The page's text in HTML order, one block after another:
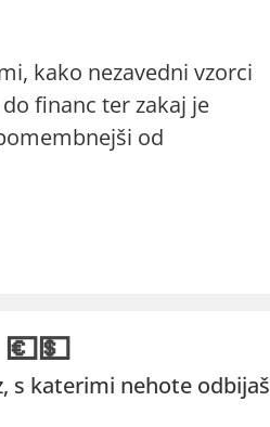
kako nezavedni vzorci
financ ter zakaj je
od
s katerimi nehote odbijaš